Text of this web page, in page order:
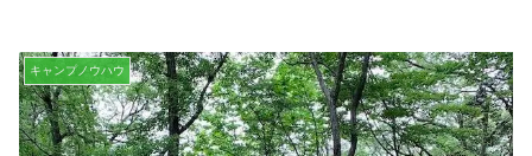
キャンプノウハウ